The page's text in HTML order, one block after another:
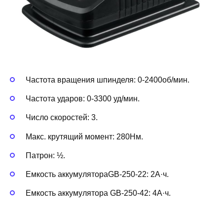
Частота вращения шпинделя: 0-2400об/мин.
Частота ударов: 0-3300 уд/мин.
Число скоростей: 3.
Макс. крутящий момент: 280Нм.
Патрон: ½.
Емкость аккумулятораGB-250-22: 2А·ч.
Емкость аккумулятора GB-250-42: 4А·ч.